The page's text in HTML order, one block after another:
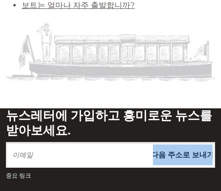
보트는 얼마나 자주 출발합니까?
뉴스레터에 가입하고 흥미로운 뉴스를
받아보세요.
다음 주소로 보내기
중요 링크